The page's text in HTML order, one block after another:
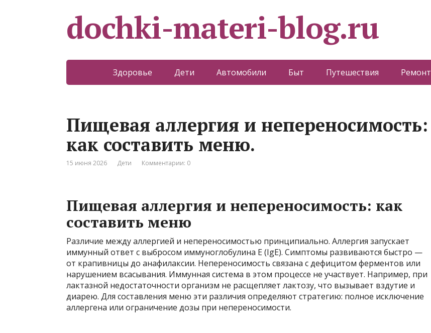
dochki-materi-blog.ru
Здоровье Дети Автомобили Быт Путешествия Ремонт
Пищевая аллергия и непереносимость:
как составить меню.
15 июня 2026 Дети Комментарии: 0
Пищевая аллергия и непереносимость: как
составить меню
Различие между аллергией и непереносимостью принципиально. Аллергия запускает
иммунный ответ с выбросом иммуноглобулина E (IgE). Симптомы развиваются быстро —
от крапивницы до анафилаксии. Непереносимость связана с дефицитом ферментов или
нарушением всасывания. Иммунная система в этом процессе не участвует. Например, при
лактазной недостаточности организм не расщепляет лактозу, что вызывает вздутие и
диарею. Для составления меню эти различия определяют стратегию: полное исключение
аллергена или ограничение дозы при непереносимости.